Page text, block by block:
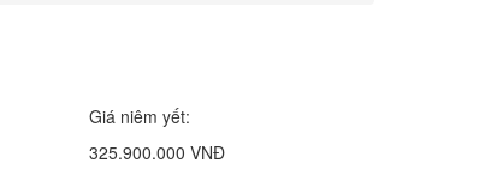
Giá niêm yết:
325.900.000 VNĐ